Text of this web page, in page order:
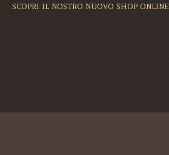
SCOPRI IL NOSTRO NUOVO SHOP ONLINE